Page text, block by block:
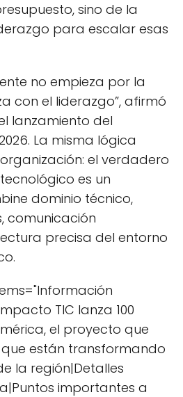
sino de la
para escalar esas
no empieza por la
con el liderazgo”, afirmó
lanzamiento del
La misma lógica
el verdadero
es un
dominio técnico,
comunicación
precisa del entorno
TIC lanza 100
el proyecto que
están transformando
la región|Detalles
importantes a